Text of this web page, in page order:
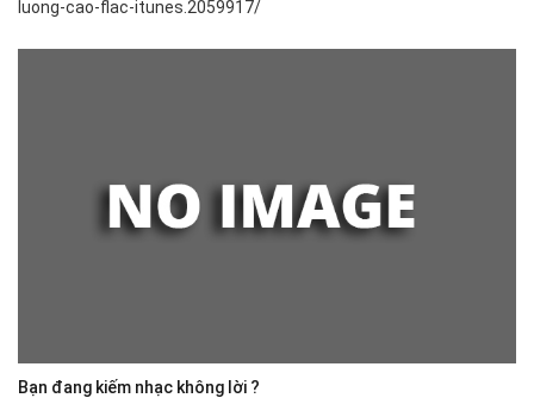
luong-cao-flac-itunes.2059917/
Bạn đang kiếm nhạc không lời ?